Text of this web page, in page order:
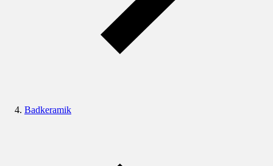
Badkeramik